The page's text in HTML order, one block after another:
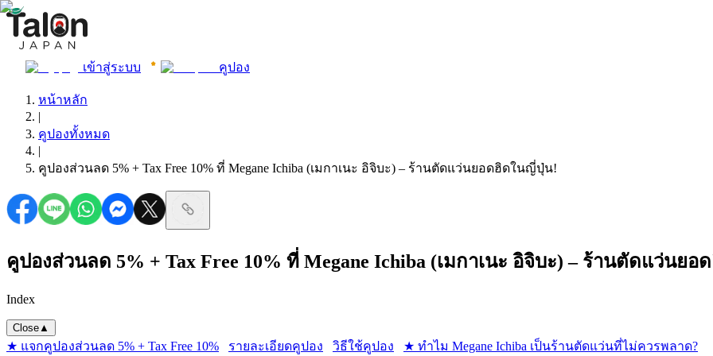
เข้าสู่ระบบ คูปอง
หน้าหลัก
|
คูปองทั้งหมด
|
คูปองส่วนลด 5% + Tax Free 10% ที่ Megane Ichiba (เมกาเนะ อิจิบะ) – ร้านตัดแว่นยอดฮิดในญี่ปุ่น!
คูปองส่วนลด 5% + Tax Free 10% ที่ Megane Ichiba (เมกาเนะ อิจิบะ) – ร้านตัดแว่นย
Index
Close ▲
★ แจกคูปองส่วนลด 5% + Tax Free 10% รายละเอียดคูปอง วิธีใช้คูปอง ★ ทำไม Megane Ichiba เป็นร้านตัดแว่นที่ไม่ควรพลาด?